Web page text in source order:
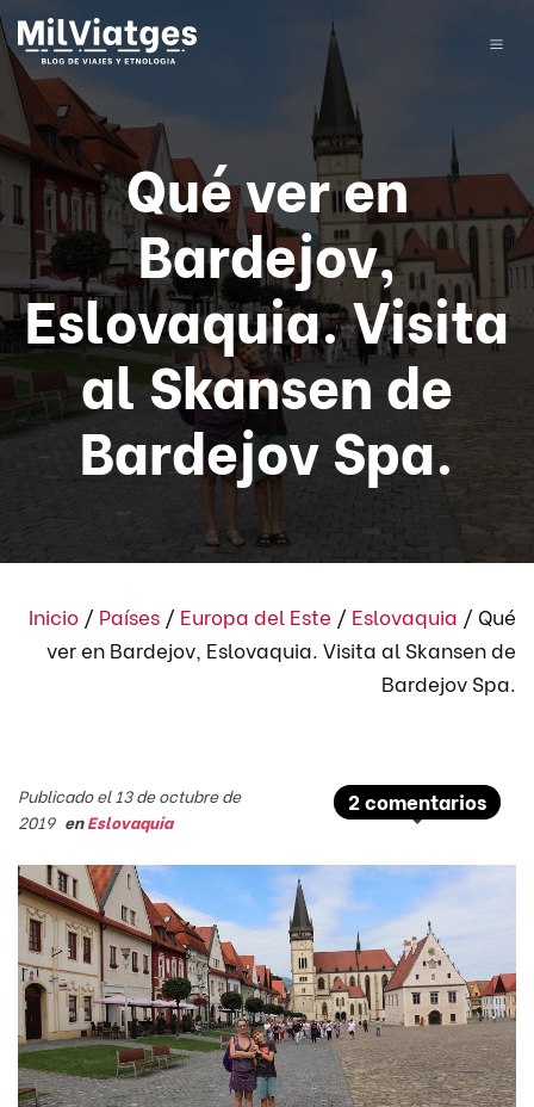
Qué ver en
Bardejov,
Eslovaquia. Visita
al Skansen de
Bardejov Spa.
Inicio / Países / Europa del Este / Eslovaquia / Qué
ver en Bardejov, Eslovaquia. Visita al Skansen de
Bardejov Spa.
2 comentarios
Publicado el 13 de octubre de
2019 enEslovaquia